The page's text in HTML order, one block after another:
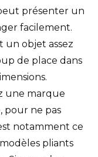
présenter un
facilement.
un objet assez
de place dans
une marque
pour ne pas
notamment ce
pliants